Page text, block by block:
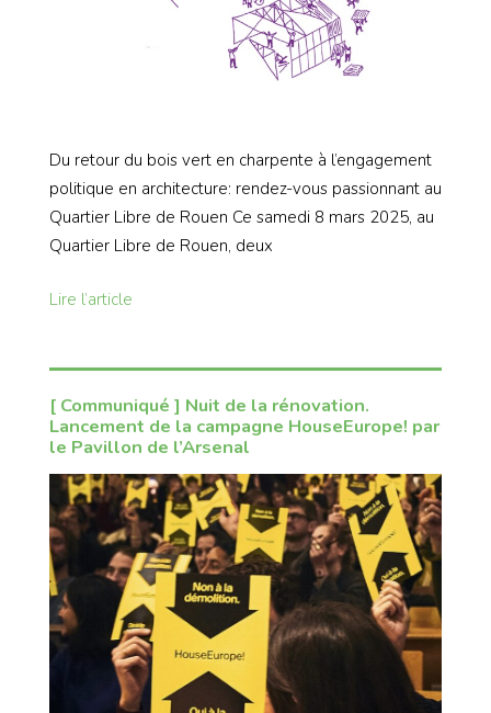
Du retour du bois vert en charpente à l’engagement
politique en architecture: rendez-vous passionnant au
Quartier Libre de Rouen Ce samedi 8 mars 2025, au
Quartier Libre de Rouen, deux
Lire l’article
[ Communiqué ] Nuit de la rénovation.
Lancement de la campagne HouseEurope! par
le Pavillon de l’Arsenal